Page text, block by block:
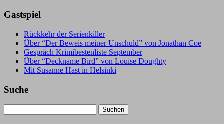
Gastspiel
Rückkehr der Serienkiller
Über “Der Beweis meiner Unschuld” von Jonathan Coe
Gespräch Krimibestenliste September
Über “Deckname Bird” von Louise Doughty
Mit Susanne Hast in Helsinki
Suche
nach: